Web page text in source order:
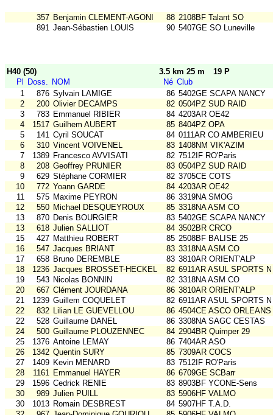
357 Benjamin CLEMENT-AGONI 88 2108BF Talant SO
891 Jean-Sébastien LOUIS 90 5407GE SO Luneville
H40 (50) 3.5 km 25 m
19 P
Pl
Doss. NOM Né Club
1
876 Sylvain LAMIGE 86 5402GE SCAPA NANCY
2
200 Olivier DECAMPS 82 0504PZ SUD RAID
3
783 Emmanuel RIBIER 84 4203AR OE42
4
1517 Guilhem AUBERT 85 8404PZ OPA
5
141 Cyril SOUCAT 84 0111AR CO AMBERIEU
6
310 Vincent VOIVENEL 83 1408NM VIK'AZIM
7
1389 Francesco AVVISATI 82 7512IF RO'Paris
8
208 Geoffrey PRUNIER 83 0504PZ SUD RAID
9
629 Stéphane CORMIER 82 3705CE COTS
10
772 Yoann GARDE 84 4203AR OE42
11
575 Maxime PEYRON 86 3319NA SMOG
12
550 Michael DESQUEYROUX 85 3318NA ASM CO
13
870 Denis BOURGIER 83 5402GE SCAPA NANCY
13
618 Julien SALLIOT 84 3502BR CRCO
15
427 Matthieu ROBERT 85 2508BF BALISE 25
16
547 Jacques BRIANT 83 3318NA ASM CO
17
658 Bruno DEREMBLE 83 3810AR ORIENT'ALP
18
1236 Jacques BROSSET-HECKEL 82 6911AR ASUL SPORTS
19
543 Nicolas BONNIN 82 3318NA ASM CO
20
667 Clément JOURDANA 86 3810AR ORIENT'ALP
21
1239 Guillem COQUELET 82 6911AR ASUL SPORTS
22
832 Lilian LE GUEVELLOU 86 4504CE ASCO ORLEANS
22
528 Guillaume DANEL 86 3308NA SAGC CESTAS
24
500 Guillaume PLOUZENNEC 84 2904BR Quimper 29
25
1376 Antoine LEMAY 86 7404AR ASO
26
1342 Quentin SURY 85 7309AR COCS
27
1409 Kevin MENARD 83 7512IF RO'Paris
28
1161 Emmanuel HAYER 86 6709GE SCBarr
29
1596 Cedrick RENIE 83 8903BF YCONE-Sens
30
989 Julien PUILL 83 5906HF VALMO
30
1013 Romain DESBREST 84 5907HF T.A.D.